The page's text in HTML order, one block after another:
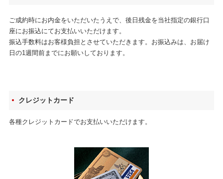
ご成約時にお内金をいただいたうえで、後日残金を当社指定の銀行口
座にお振込にてお支払いいただけます。
振込手数料はお客様負担とさせていただきます。お振込みは、お届け
日の1週間前までにお願いしております。
クレジットカード
各種クレジットカードでお支払いいただけます。